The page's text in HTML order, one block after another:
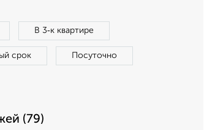
В 3‑к квартире
срок Посуточно
(79)